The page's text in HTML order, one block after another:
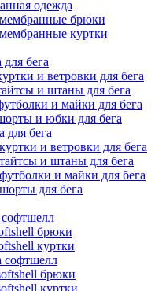
одежда
брюки
куртки
бега
и ветровки для бега
и штаны для бега
и майки для бега
и юбки для бега
для бега
и ветровки для бега
и штаны для бега
и майки для бега
для бега
софтшелл
брюки
куртки
софтшелл
брюки
куртки